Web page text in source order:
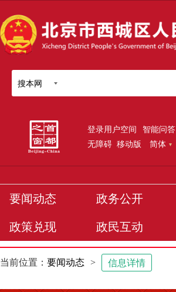
搜本网
登录用户空间 智能问答
无障碍 移动版 简体
要闻动态 政务公开
政策兑现 政民互动
当前位置： 要闻动态 > 信息详情